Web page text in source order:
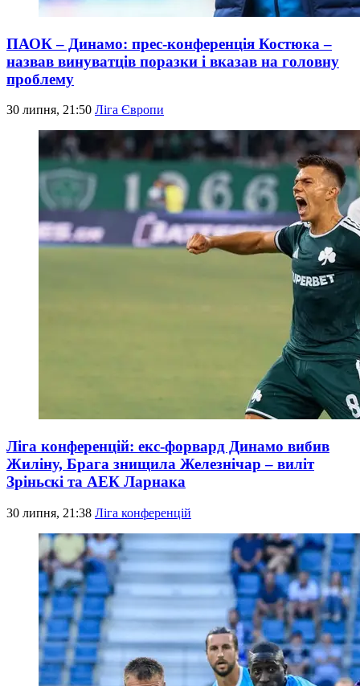
ПАОК – Динамо: прес-конференція Костюка –
назвав винуватців поразки і вказав на головну
проблему
30 липня, 21:50 Ліга Європи
Ліга конференцій: екс-форвард Динамо вибив
Жиліну, Брага знищила Железнічар – виліт
Зріньскі та АЕК Ларнака
30 липня, 21:38 Ліга конференцій